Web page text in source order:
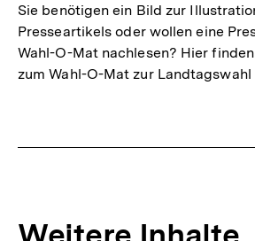
Sie benötigen ein Bild zur
Presseartikels oder wollen eine
Wahl-O-Mat nachlesen? Hier
zum Wahl-O-Mat zur